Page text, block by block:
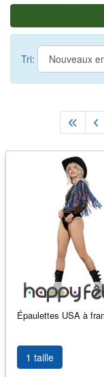
Tri:
Épaulettes USA à
1 taille